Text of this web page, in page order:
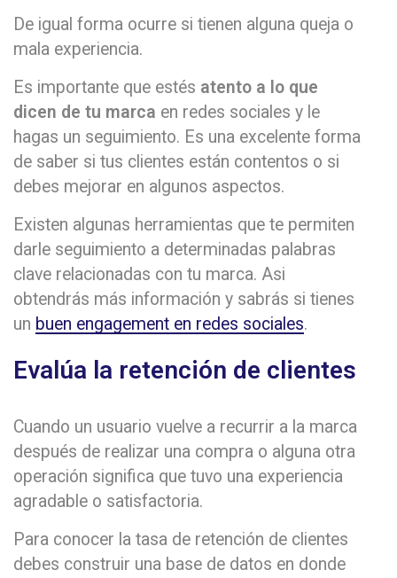
De igual forma ocurre si tienen alguna queja o
mala experiencia.
Es importante que estés atento a lo que
dicen de tu marca en redes sociales y le
hagas un seguimiento. Es una excelente forma
de saber si tus clientes están contentos o si
debes mejorar en algunos aspectos.
Existen algunas herramientas que te permiten
darle seguimiento a determinadas palabras
clave relacionadas con tu marca. Asi
obtendrás más información y sabrás si tienes
un buen engagement en redes sociales.
Evalúa la retención de clientes
Cuando un usuario vuelve a recurrir a la marca
después de realizar una compra o alguna otra
operación significa que tuvo una experiencia
agradable o satisfactoria.
Para conocer la tasa de retención de clientes
debes construir una base de datos en donde